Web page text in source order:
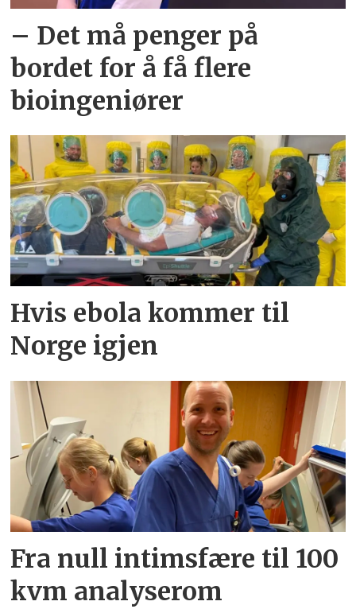
– Det må penger på
bordet for å få flere
bioingeniører
Hvis ebola kommer til
Norge igjen
Fra null intimsfære til 100
kvm analyserom